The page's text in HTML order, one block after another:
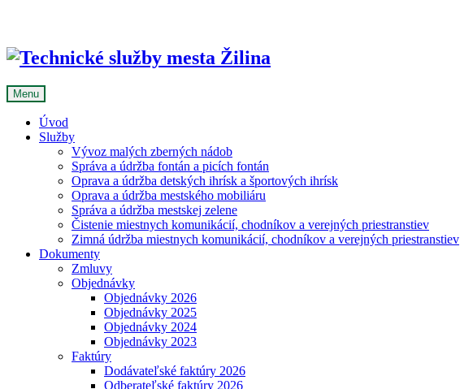
Menu
Úvod
Služby
Vývoz malých zberných nádob
Správa a údržba fontán a picích fontán
Oprava a údržba detských ihrísk a športových ihrísk
Oprava a údržba mestského mobiliáru
Správa a údržba mestskej zelene
Čistenie miestnych komunikácií, chodníkov a verejných priestranstiev
Zimná údržba miestnych komunikácií, chodníkov a verejných priestranstiev
Dokumenty
Zmluvy
Objednávky
Objednávky 2026
Objednávky 2025
Objednávky 2024
Objednávky 2023
Faktúry
Dodávateľské faktúry 2026
Odberateľské faktúry 2026